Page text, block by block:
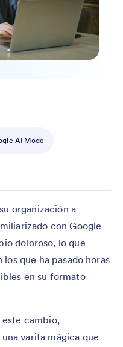
AI Mode
organización a
con Google
doloroso, lo que
que ha pasado horas
en su formato
este cambio,
varita mágica que